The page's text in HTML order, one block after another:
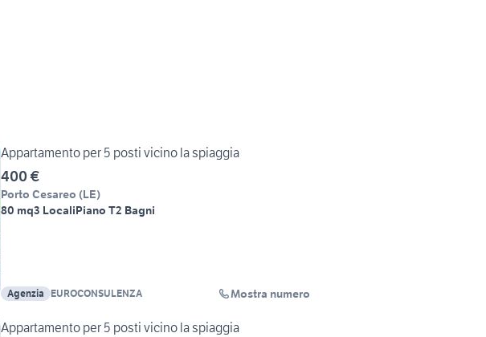
Appartamento per 5 posti vicino la spiaggia
400 €
Porto Cesareo (LE)
80 mq3 LocaliPiano T2 Bagni
Agenzia EUROCONSULENZA Mostra numero
Appartamento per 5 posti vicino la spiaggia